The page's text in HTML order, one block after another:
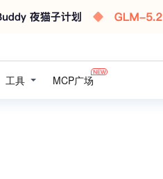
工具 MCP广场